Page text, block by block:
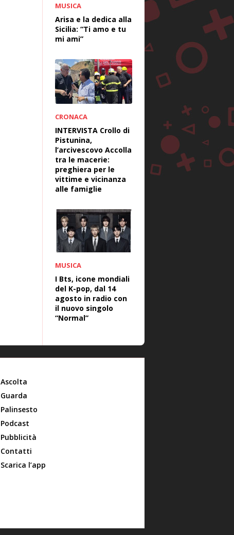
MUSICA
Arisa e la dedica alla
Sicilia: “Ti amo e tu
mi ami”
CRONACA
INTERVISTA Crollo di
Pistunina,
l’arcivescovo Accolla
tra le macerie:
preghiera per le
vittime e vicinanza
alle famiglie
MUSICA
I Bts, icone mondiali
del K-pop, dal 14
agosto in radio con
il nuovo singolo
“Normal”
Ascolta
Guarda
Palinsesto
Podcast
Pubblicità
Contatti
Scarica l’app